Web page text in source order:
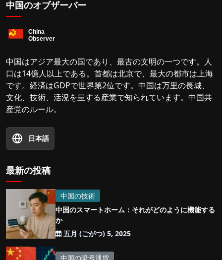
中国のオブザーバー
中国はアジア最大の国であり、最古の文明の一つです。人
口は14億人以上である。首都は北京で、最大の都市は上海
です。経済はGDPで世界第2位です。中国は万里の長城、
文化、技術、活況を呈する産業で知られています。中国共
産党のルール。
日本語
最新の投稿
中国の技術
中国のスマートホーム：それがどのように機能する
か
五月 (ごがつ) 5, 2025
中国の暗号通貨